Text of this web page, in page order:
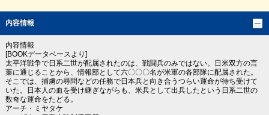
内容情報
内容情報
[BOOKデータベースより]
太平洋戦争で日系二世が配属されたのは、戦闘兵のみではない。日米双方の言
葉に通じることから、情報部として六〇〇〇名が米軍の各部隊に配属された。
そこでは、捕虜の尋問などの任務で日本兵と向き合うつらい運命が待ち受けて
いた。日本人の血を受け継ぎながらも、米兵として出兵したという日系二世の
数奇な運命をたどる。
アーチ・ミヤタケ